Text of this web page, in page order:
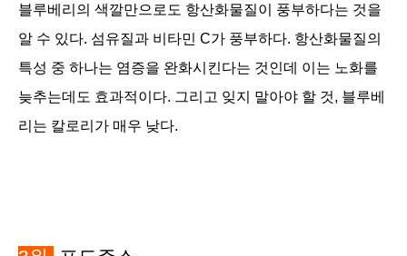
블루베리의 색깔만으로도 항산화물질이 풍부하다는 것을
알 수 있다. 섬유질과 비타민 C가 풍부하다. 항산화물질의
특성 중 하나는 염증을 완화시킨다는 것인데 이는 노화를
늦추는데도 효과적이다. 그리고 잊지 말아야 할 것, 블루베
리는 칼로리가 매우 낮다.